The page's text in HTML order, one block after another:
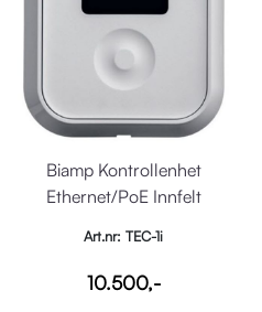
Biamp Kontrollenhet
Ethernet/PoE Innfelt
Art.nr: TEC-1i
10.500,-